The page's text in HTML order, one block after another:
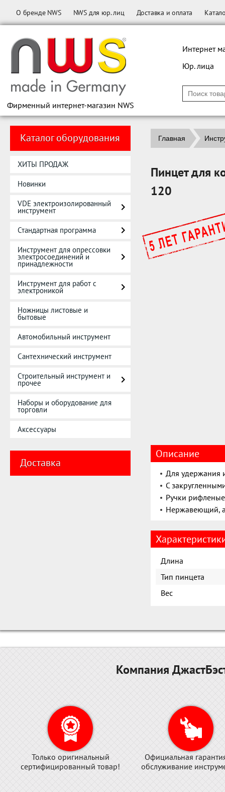
О бренде NWS NWS для юр. лиц Доставка и оплата
Фирменный интернет-магазин NWS
Интернет
Юр. лица
Каталог оборудования
ХИТЫ ПРОДАЖ
Новинки
VDE электроизолированный
инструмент
Стандартная программа
Инструмент для опрессовки
электросоединений и
принадлежности
Инструмент для работ с
электроникой
Ножницы листовые и
бытовые
Автомобильный инструмент
Сантехнический инструмент
Строительный инструмент и
прочее
Наборы и оборудование для
торговли
Аксессуары
Доставка
Главная
Пинцет для
120
Описание
Для удержания
С
Ручки рифленые
Нержавеющий,
Длина
Тип пинцета
Вес
Компания
Только оригинальный
сертифицированный товар!
Официальная
обслуживание